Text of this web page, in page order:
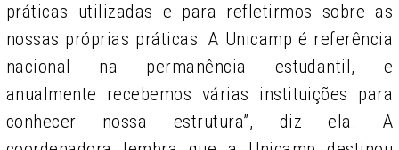
práticas utilizadas e para refletirmos sobre as
nossas próprias práticas. A Unicamp é referência
nacional na permanência estudantil, e
anualmente recebemos várias instituições para
conhecer nossa estrutura”, diz ela. A